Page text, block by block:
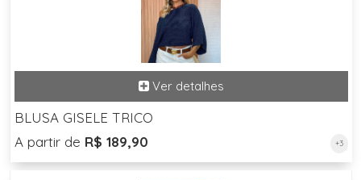
BLUSA GISELE TRICO
A partir de R$ 189,90 +3